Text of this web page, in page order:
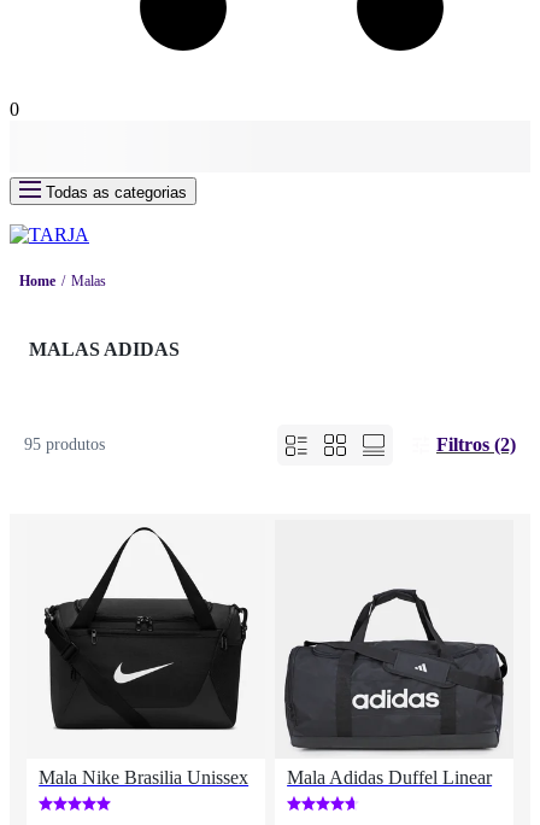
0
Todas as categorias
Home Malas
MALAS ADIDAS
95 produtos Filtros (2)
Mala Nike Brasilia Unissex Mala Adidas Duffel Linear